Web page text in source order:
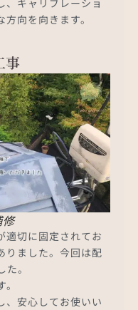
、キャリブレーショ
向を向きます。
事
修
適切に固定されてお
りました。今回は配
。
、安心してお使いい